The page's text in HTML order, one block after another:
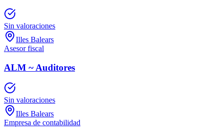
Sin valoraciones
Illes Balears
Asesor fiscal
ALM ~ Auditores
Sin valoraciones
Illes Balears
Empresa de contabilidad